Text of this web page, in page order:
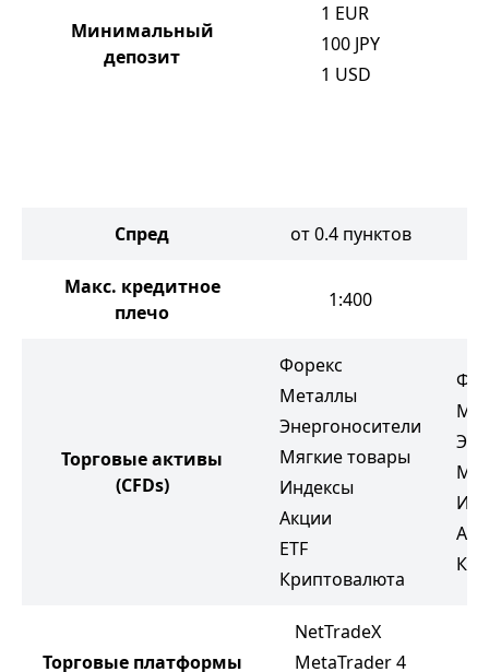
Минимальный
депозит
1 EUR
100 JPY
1 USD
Спред от 0.4 пунктов
Макс. кредитное
плечо
1:400
Торговые активы
(CFDs)
Форекс
Металлы
Энергоносители
Мягкие товары
Индексы
Акции
ETF
Криптовалюта
Торговые платформы
NetTradeX
MetaTrader 4